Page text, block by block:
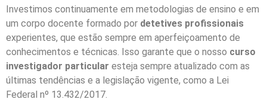
Investimos continuamente em metodologias de ensino e em
um corpo docente formado por detetives profissionais
experientes, que estão sempre em aperfeiçoamento de
conhecimentos e técnicas. Isso garante que o nosso curso
investigador particular esteja sempre atualizado com as
últimas tendências e a legislação vigente, como a Lei
Federal nº 13.432/2017.